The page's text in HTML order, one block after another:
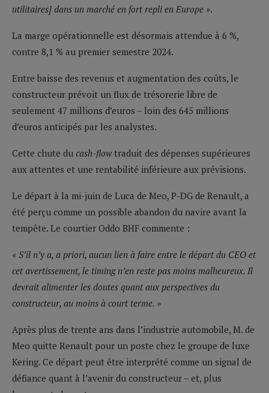
utilitaires] dans un marché en fort repli en Europe ».
La marge opérationnelle est désormais attendue à 6 %,
contre 8,1 % au premier semestre 2024.
Entre baisse des revenus et augmentation des coûts, le
constructeur prévoit un flux de trésorerie libre de
seulement 47 millions d’euros – loin des 645 millions
d’euros anticipés par les analystes.
Cette chute du cash-flowtraduit des dépenses supérieures
aux attentes et une rentabilité inférieure aux prévisions.
Le départ à la mi-juin de Luca de Meo, P-DG de Renault, a
été perçu comme un possible abandon du navire avant la
tempête. Le courtier Oddo BHF commente :
« S’il n’y a, a priori, aucun lien à faire entre le départ du CEO et
cet avertissement, le timing n’en reste pas moins malheureux. Il
devrait alimenter les doutes quant aux perspectives du
constructeur, au moins à court terme. »
Après plus de trente ans dans l’industrie automobile, M. de
Meo quitte Renault pour un poste chez le groupe de luxe
Kering. Ce départ peut être interprété comme un signal de
défiance quant à l’avenir du constructeur – et, plus